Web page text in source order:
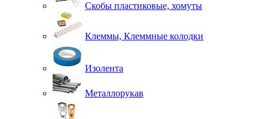
Скобы пластиковые, хомуты
Клеммы, Клеммные колодки
Изолента
Металлорукав